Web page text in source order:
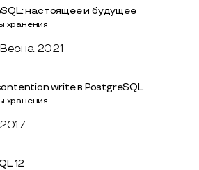
настоящее и будущее
хранения
2021
write в PostgreSQL
хранения
12